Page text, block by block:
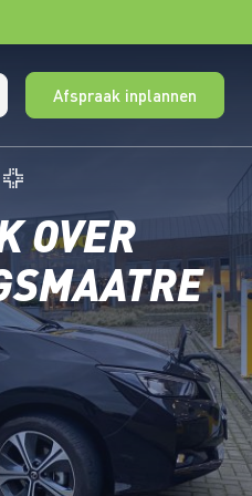
Afspraak inplannen
OVER